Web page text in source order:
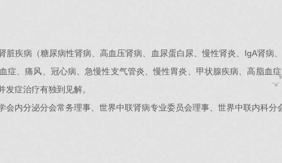
脏疾病（糖尿病性肾病、高血压肾病、血尿蛋白尿、慢性肾炎、IgA肾病
症、痛风、冠心病、急慢性支气管炎、慢性胃炎、甲状腺疾病、高脂血
症治疗有独到见解。
内分泌分会常务理事、世界中联肾病专业委员会理事、世界中联内科分